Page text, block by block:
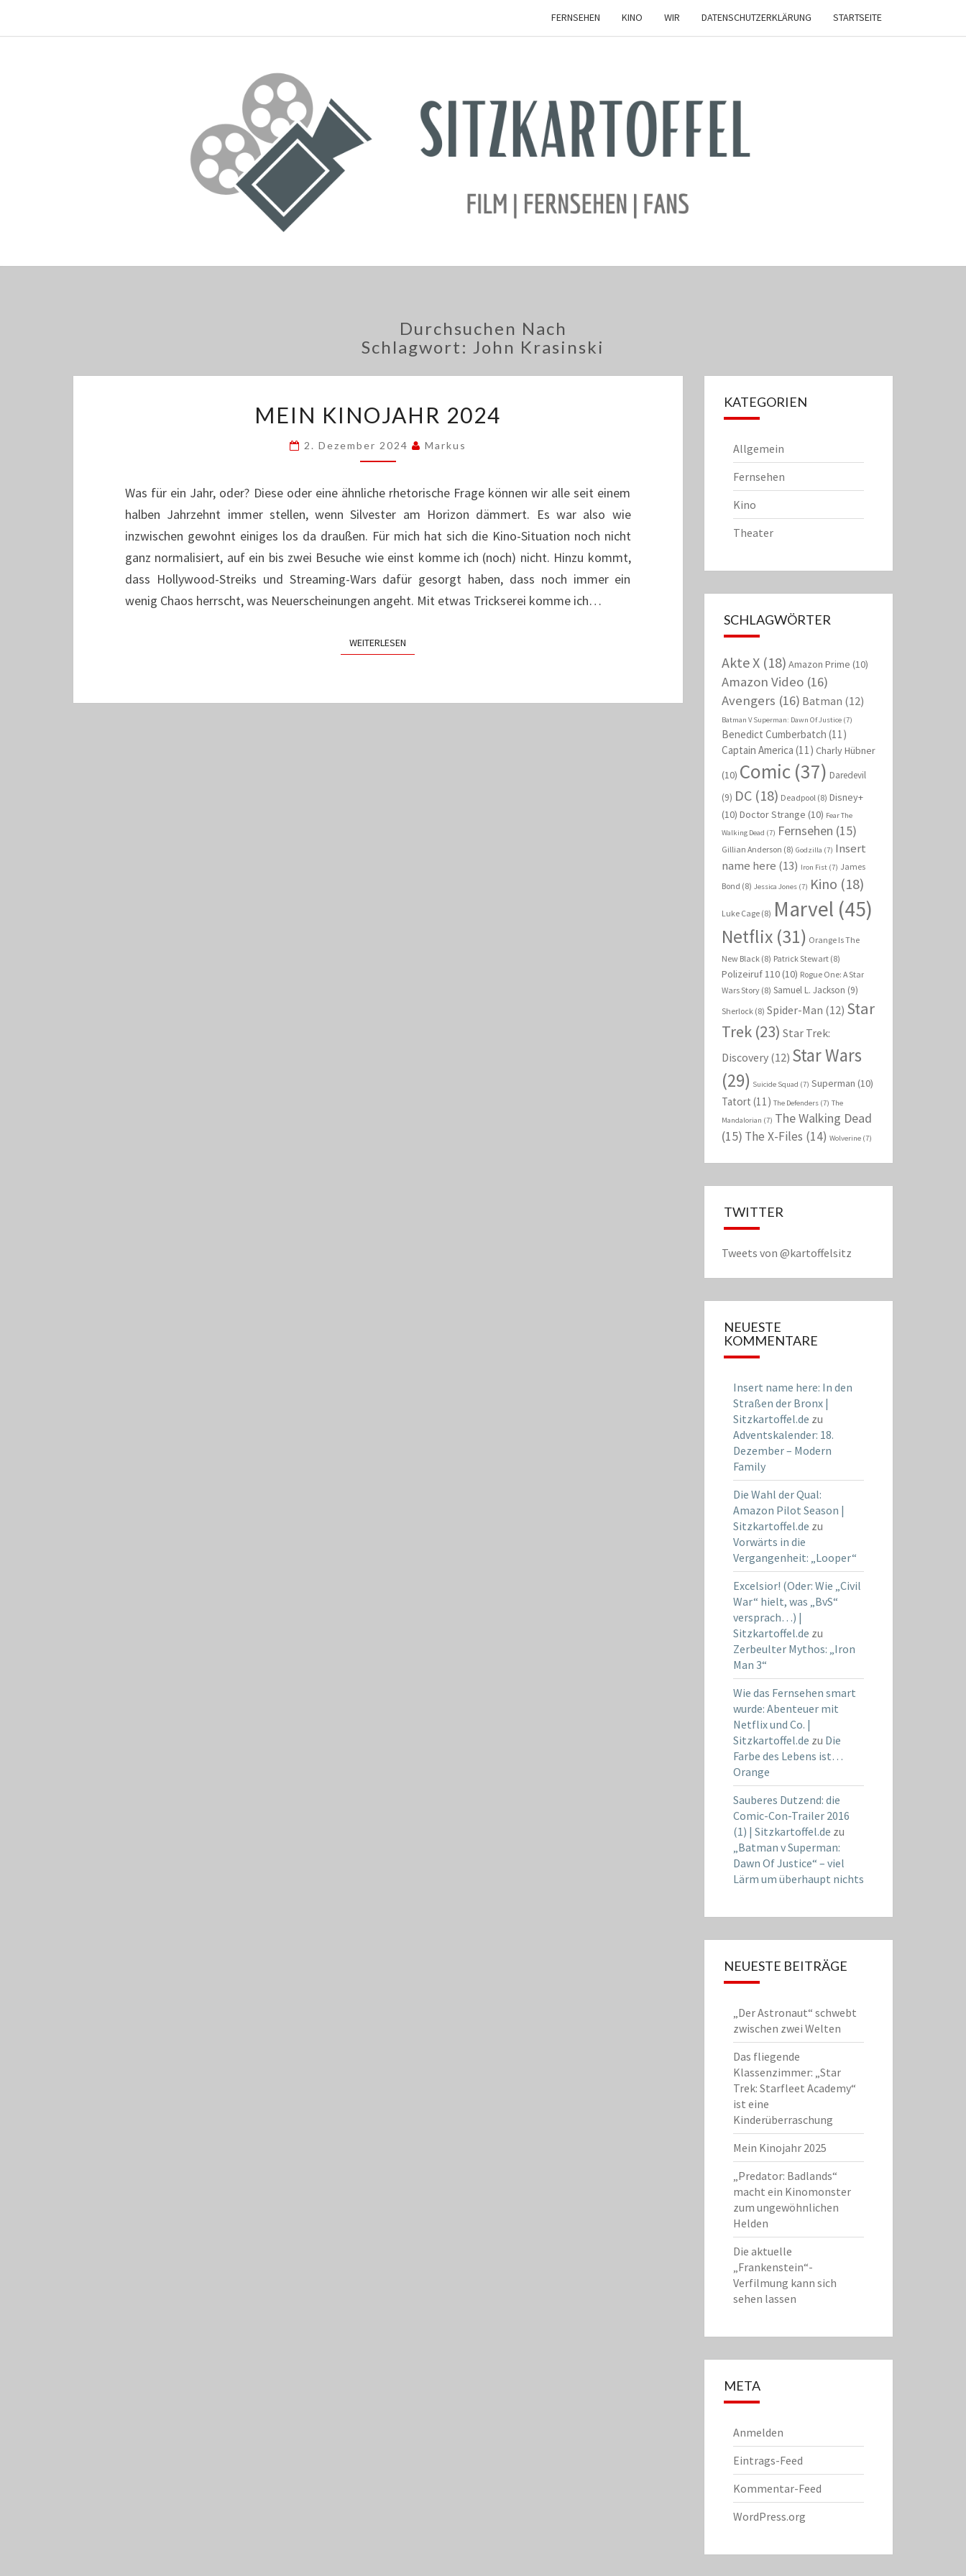
FERNSEHEN KINO WIR DATENSCHUTZERKLÄRUNG STARTSEITE
Durchsuchen Nach
Schlagwort: John Krasinski
KINOJAHR
MEIN KINOJAHR 2024
2. Dezember 2024 Markus
Was für ein Jahr, oder? Diese oder eine ähnliche rhetorische Frage können wir alle seit einem
halben Jahrzehnt immer stellen, wenn Silvester am Horizon dämmert. Es war also wie
inzwischen gewohnt einiges los da draußen. Für mich hat sich die Kino-Situation noch nicht
ganz normalisiert, auf ein bis zwei Besuche wie einst komme ich (noch) nicht. Hinzu kommt,
dass Hollywood-Streiks und Streaming-Wars dafür gesorgt haben, dass noch immer ein
wenig Chaos herrscht, was Neuerscheinungen angeht. Mit etwas Trickserei komme ich…
WEITERLESEN
KATEGORIEN
Allgemein
Fernsehen
Kino
Theater
SCHLAGWÖRTER
Akte X(18) Amazon Prime (10)
Amazon Video(16)
Avengers (16) Batman (12)
Batman V Superman: Dawn Of Justice(7)
Benedict Cumberbatch (11)
Captain America (11) Charly Hübner
(10) Comic(37) Daredevil
(9) DC(18) Deadpool(8) Disney+
(10) Doctor Strange (10) Fear The
Walking Dead (7) Fernsehen (15)
Gillian Anderson (8) Godzilla (7) Insert
name here (13) Iron Fist(7) James
Bond (8) Jessica Jones(7) Kino (18)
Luke Cage(8) Marvel (45)
Netflix(31) Orange Is The
New Black(8) Patrick Stewart(8)
Polizeiruf 110(10) Rogue One: A Star
Wars Story(8) Samuel L. Jackson (9)
Sherlock(8) Spider-Man (12) Star
Trek(23) Star Trek:
Discovery(12) Star Wars
(29) Suicide Squad (7) Superman (10)
Tatort (11) The Defenders(7) The
Mandalorian (7) The Walking Dead
(15) The X-Files (14) Wolverine(7)
TWITTER
Tweets von @kartoffelsitz
NEUESTE
KOMMENTARE
Insert name here: In den
Straßen der Bronx |
Sitzkartoffel.de zu
Adventskalender: 18.
Dezember – Modern
Family
Die Wahl der Qual:
Amazon Pilot Season |
Sitzkartoffel.de zu
Vorwärts in die
Vergangenheit: „Looper“
Excelsior! (Oder: Wie „Civil
War“ hielt, was „BvS“
versprach…) |
Sitzkartoffel.de zu
Zerbeulter Mythos: „Iron
Man 3“
Wie das Fernsehen smart
wurde: Abenteuer mit
Netflix und Co. |
Sitzkartoffel.de zu Die
Farbe des Lebens ist…
Orange
Sauberes Dutzend: die
Comic-Con-Trailer 2016
(1) | Sitzkartoffel.de zu
„Batman v Superman:
Dawn Of Justice“ – viel
Lärm um überhaupt nichts
NEUESTE BEITRÄGE
„Der Astronaut“ schwebt
zwischen zwei Welten
Das fliegende
Klassenzimmer: „Star
Trek: Starfleet Academy“
ist eine
Kinderüberraschung
Mein Kinojahr 2025
„Predator: Badlands“
macht ein Kinomonster
zum ungewöhnlichen
Helden
Die aktuelle
„Frankenstein“-
Verfilmung kann sich
sehen lassen
META
Anmelden
Eintrags-Feed
Kommentar-Feed
WordPress.org